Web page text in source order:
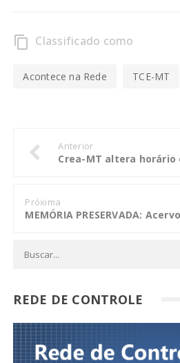
content_copy Classificado como
Acontece na Rede TCE-MT
Anterior
Próxima
REDE DE CONTROLE